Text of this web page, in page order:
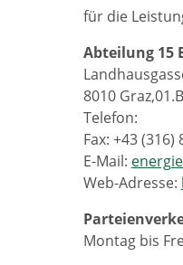
für die
Abteilung 15
8010
Telefon:
Fax: +43 (316)
E-Mail:
Web-Adresse:
Montag bis